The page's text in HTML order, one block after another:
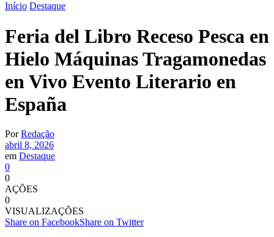
Início Destaque
Feria del Libro Receso Pesca en
Hielo Máquinas Tragamonedas
en Vivo Evento Literario en
España
Por Redação
abril 8, 2026
em Destaque
0
0
AÇÕES
0
VISUALIZAÇÕES
Share on FacebookShare on Twitter